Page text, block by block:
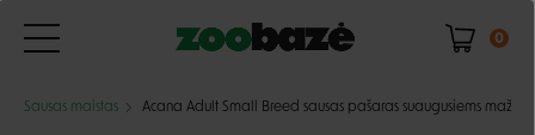
0
Sausas maistas Acana Adult Small Breed sausas pašaras suaugusiems mažų